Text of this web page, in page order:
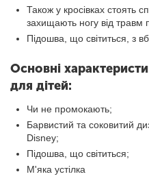
Також у кросівках стоять
захищають ногу від травм
Підошва, що світиться, з
Основні
для дітей:
Чи не промокають;
Барвистий та соковитий
Disney;
Підошва, що світиться;
М'яка устілка